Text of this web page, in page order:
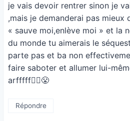
je vais devoir rentrer sinon je
,mais je demanderai pas mieux
« sauve moi,enlève moi » et la
du monde tu aimerais le
parte pas et ba non
faire saboter et allumer lui-
arfffff🤦‍♀️😤
Répondre